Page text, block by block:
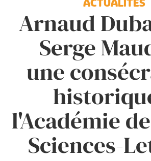
ACTUALITÉS
Arnaud
Serge
une
l'Académie
Sciences-